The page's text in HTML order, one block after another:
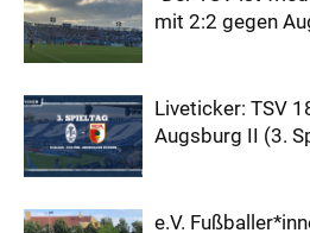
mit 2:2 gegen
Liveticker: TSV
Augsburg II (3.
e.V.